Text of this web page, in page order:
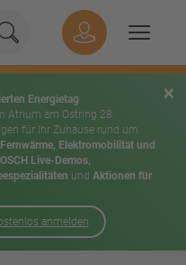
×
Energietag
Atrium am Ostring 28:
für Ihr Zuhause rund um
Elektromobilität und
Live-Demos,
und Aktionen für
anmelden
Geben Sie hier Ihren
Suchen